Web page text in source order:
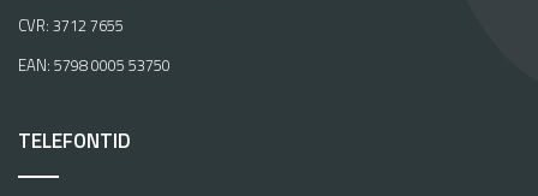
FAQ - AT BO OG LEVE I DANMARK
HVAD KOSTER MAD I DANMARK ?
ER DET BILLIGT AT BO OG LEVE I
CVR: 3712 7655
EAN: 5798 0005 53750
TELEFONTID